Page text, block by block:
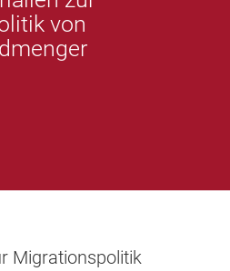
von
Migrationspolitik